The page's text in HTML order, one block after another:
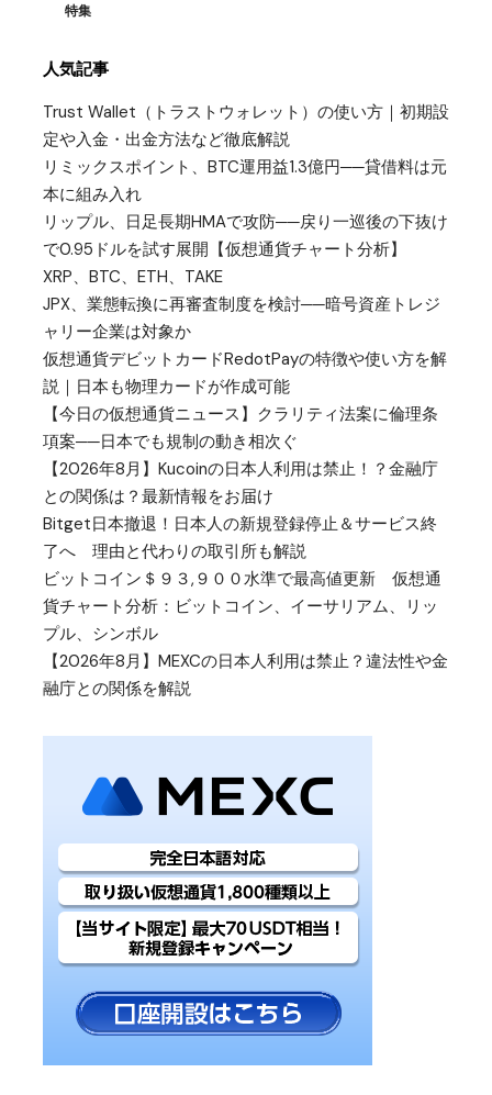
特集
人気記事
Trust Wallet（トラストウォレット）の使い方｜初期設
定や入金・出金方法など徹底解説
リミックスポイント、BTC運用益1.3億円──貸借料は元
本に組み入れ
リップル、日足長期HMAで攻防──戻り一巡後の下抜け
で0.95ドルを試す展開【仮想通貨チャート分析】
XRP、BTC、ETH、TAKE
JPX、業態転換に再審査制度を検討──暗号資産トレジ
ャリー企業は対象か
仮想通貨デビットカードRedotPayの特徴や使い方を解
説｜日本も物理カードが作成可能
【今日の仮想通貨ニュース】クラリティ法案に倫理条
項案──日本でも規制の動き相次ぐ
【2026年8月】Kucoinの日本人利用は禁止！？金融庁
との関係は？最新情報をお届け
Bitget日本撤退！日本人の新規登録停止＆サービス終
了へ 理由と代わりの取引所も解説
ビットコイン＄９３,９００水準で最高値更新 仮想通
貨チャート分析：ビットコイン、イーサリアム、リッ
プル、シンボル
【2026年8月】MEXCの日本人利用は禁止？違法性や金
融庁との関係を解説